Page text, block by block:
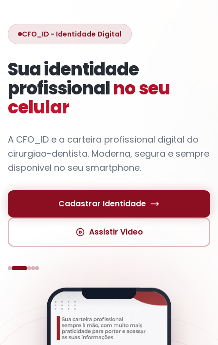
CFO_ID - Identidade Digital
Sua identidade
profissionalno seu
celular
A CFO_ID e a carteira profissional digital do
cirurgiao-dentista. Moderna, segura e sempre
disponivel no seu smartphone.
Cadastrar Identidade
Assistir Video